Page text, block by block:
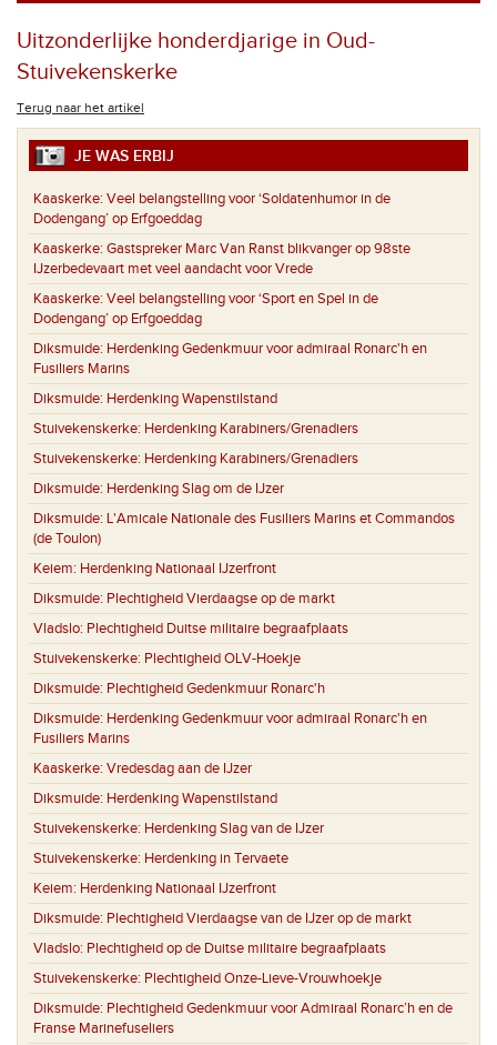
Uitzonderlijke honderdjarige in Oud-
Stuivekenskerke
Terug naar het artikel
JE WAS ERBIJ
Kaaskerke: Veel belangstelling voor ‘Soldatenhumor in de
Dodengang’ op Erfgoeddag
Kaaskerke: Gastspreker Marc Van Ranst blikvanger op 98ste
IJzerbedevaart met veel aandacht voor Vrede
Kaaskerke: Veel belangstelling voor ‘Sport en Spel in de
Dodengang’ op Erfgoeddag
Diksmuide: Herdenking Gedenkmuur voor admiraal Ronarc'h en
Fusiliers Marins
Diksmuide: Herdenking Wapenstilstand
Stuivekenskerke: Herdenking Karabiners/Grenadiers
Stuivekenskerke: Herdenking Karabiners/Grenadiers
Diksmuide: Herdenking Slag om de IJzer
Diksmuide: L'Amicale Nationale des Fusiliers Marins et Commandos
(de Toulon)
Keiem: Herdenking Nationaal IJzerfront
Diksmuide: Plechtigheid Vierdaagse op de markt
Vladslo: Plechtigheid Duitse militaire begraafplaats
Stuivekenskerke: Plechtigheid OLV-Hoekje
Diksmuide: Plechtigheid Gedenkmuur Ronarc'h
Diksmuide: Herdenking Gedenkmuur voor admiraal Ronarc'h en
Fusiliers Marins
Kaaskerke: Vredesdag aan de IJzer
Diksmuide: Herdenking Wapenstilstand
Stuivekenskerke: Herdenking Slag van de IJzer
Stuivekenskerke: Herdenking in Tervaete
Keiem: Herdenking Nationaal IJzerfront
Diksmuide: Plechtigheid Vierdaagse van de IJzer op de markt
Vladslo: Plechtigheid op de Duitse militaire begraafplaats
Stuivekenskerke: Plechtigheid Onze-Lieve-Vrouwhoekje
Diksmuide: Plechtigheid Gedenkmuur voor Admiraal Ronarc’h en de
Franse Marinefuseliers